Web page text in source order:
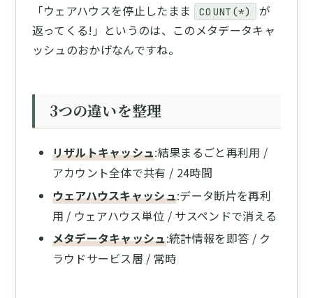
「ウェアハウスを停止したまま COUNT(*)
が
返ってくる!」というのは、このメタデータキャ
ッシュのおかげなんですね。
3つの違いを整理
リザルトキャッシュ:結果まるごと再利用 /
アカウント全体で共有 / 24時間
ウェアハウスキャッシュ:データ断片を再利
用 / ウェアハウス単位 / サスペンドで消える
メタデータキャッシュ:統計情報を即答 / ク
ラウドサービス層 / 常時